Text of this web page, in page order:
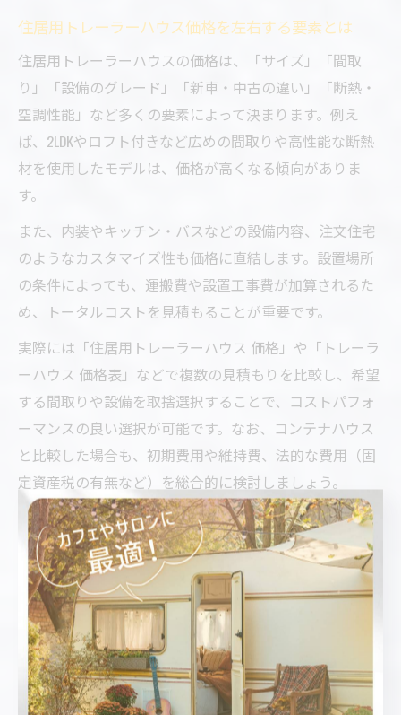
住居用トレーラーハウス価格を左右する要素とは
住居用トレーラーハウスの価格は、「サイズ」「間取
り」「設備のグレード」「新車・中古の違い」「断熱・
空調性能」など多くの要素によって決まります。例え
ば、2LDKやロフト付きなど広めの間取りや高性能な断熱
材を使用したモデルは、価格が高くなる傾向がありま
す。
また、内装やキッチン・バスなどの設備内容、注文住宅
のようなカスタマイズ性も価格に直結します。設置場所
の条件によっても、運搬費や設置工事費が加算されるた
め、トータルコストを見積もることが重要です。
実際には「住居用トレーラーハウス 価格」や「トレーラ
ーハウス 価格表」などで複数の見積もりを比較し、希望
する間取りや設備を取捨選択することで、コストパフォ
ーマンスの良い選択が可能です。なお、コンテナハウス
と比較した場合も、初期費用や維持費、法的な費用（固
定資産税の有無など）を総合的に検討しましょう。
トレーラーハウス間取り画像で理想の暮らしをイメー
ジ
理想の住まいを実現するためには、トレーラーハウスの
間取り画像や内装写真を積極的に活用することが効果的
です。実際の画像を確認することで、コンパクトながら
も開放的な空間づくりや、収納・水回りの配置など具体
的な生活動線をイメージしやすくなります。